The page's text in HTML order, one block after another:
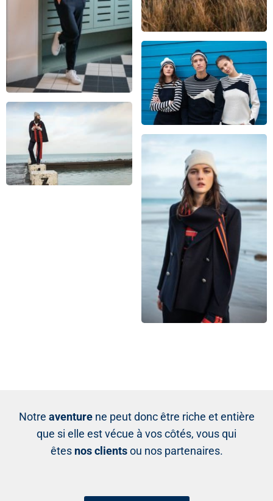
Notre aventurene peut donc être riche et entière
que si elle est vécue à vos côtés, vous qui
êtes nos clientsou nos partenaires.